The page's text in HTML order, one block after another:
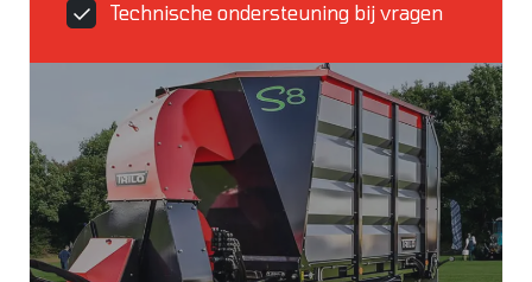
Technische ondersteuning bij vragen